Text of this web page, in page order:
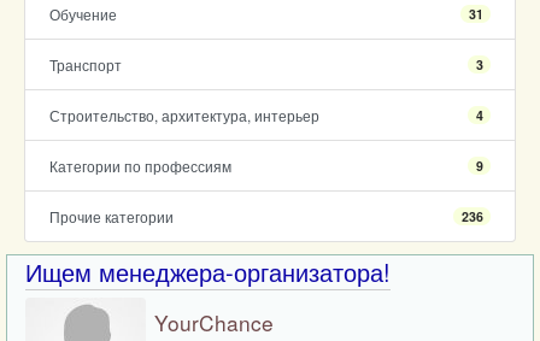
Обучение 31
Транспорт 3
Строительство, архитектура, интерьер 4
Категории по профессиям 9
Прочие категории 236
Ищем менеджера-организатора!
YourChance